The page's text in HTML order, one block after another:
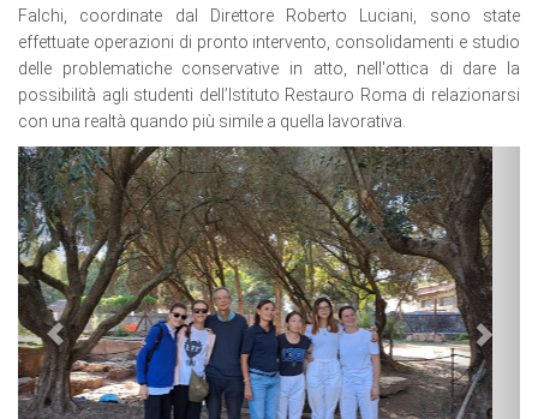
Falchi, coordinate dal Direttore Roberto Luciani, sono state
effettuate operazioni di pronto intervento, consolidamenti e studio
delle problematiche conservative in atto, nell'ottica di dare la
possibilità agli studenti dell’Istituto Restauro Roma di relazionarsi
con una realtà quando più simile a quella lavorativa.
Previous Next